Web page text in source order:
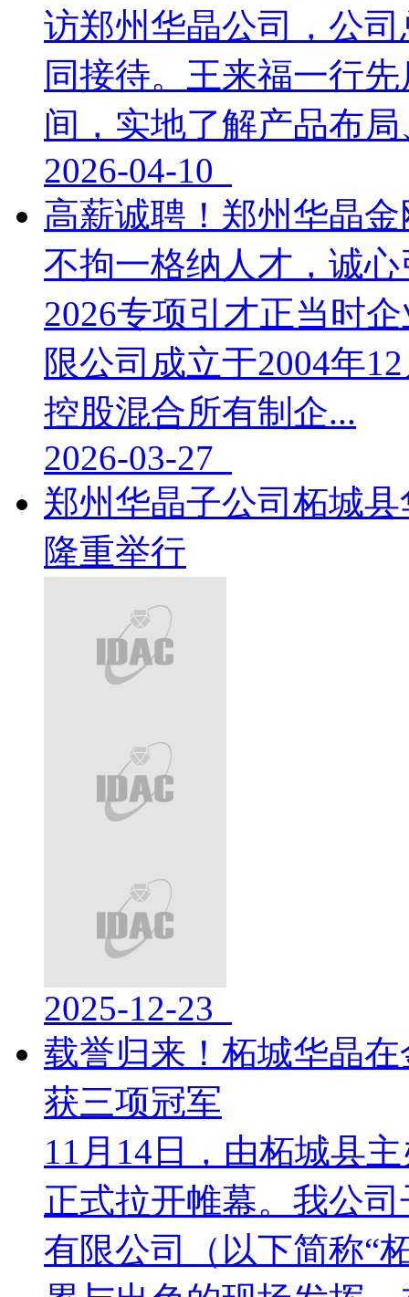
访郑州华晶公司，公
同接待。王来福一行
间，实地了解产品布
2026-04-10
高薪诚聘！郑州华晶
不拘一格纳人才，诚
2026专项引才正当时
限公司成立于2004年
控股混合所有制企...
2026-03-27
郑州华晶子公司柘城
隆重举行
2025-12-23
载誉归来！柘城华晶
获三项冠军
​11月14日，由柘城县
正式拉开帷幕。我公
有限公司（以下简称“